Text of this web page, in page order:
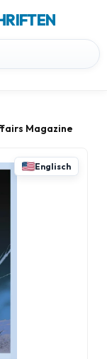
Magazine
Englisch